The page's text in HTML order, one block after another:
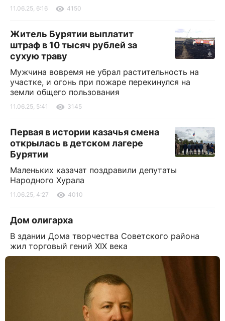
11.06.25, 6:16 4150
Житель Бурятии выплатит
штраф в 10 тысяч рублей за
сухую траву
Мужчина вовремя не убрал растительность на
участке, и огонь при пожаре перекинулся на
земли общего пользования
11.06.25, 5:41 3145
Первая в истории казачья смена
открылась в детском лагере
Бурятии
Маленьких казачат поздравили депутаты
Народного Хурала
11.06.25, 4:27 4010
Дом олигарха
В здании Дома творчества Советского района
жил торговый гений XIX века